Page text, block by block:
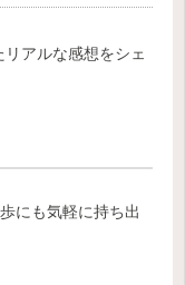
アルな感想をシェ
にも気軽に持ち出